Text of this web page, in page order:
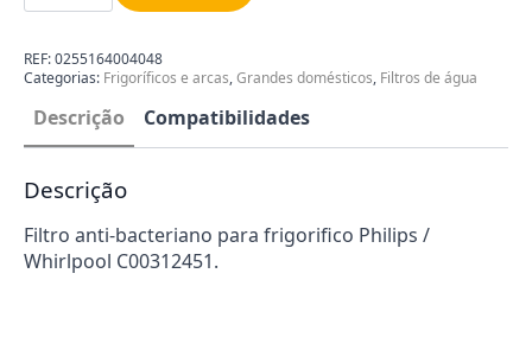
Anti-
W-
PPRO
481248048172
REF:0255164004048
Categorias: Frigoríficos e arcas,Grandes domésticos, Filtros de água
Descrição Compatibilidades
Descrição
Filtro anti-bacteriano para frigorifico Philips /
Whirlpool C00312451.